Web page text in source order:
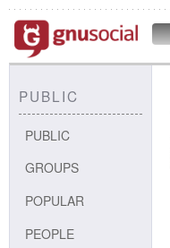
PUBLIC
PUBLIC
GROUPS
POPULAR
PEOPLE